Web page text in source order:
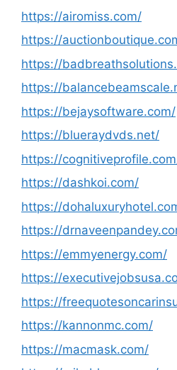
https://airomiss.com/
https://
https://
https://
https://bejaysoftware.com/
https://blueraydvds.net/
https://
https://dashkoi.com/
https://
https://
https://emmyenergy.com/
https://
https://
https://kannonmc.com/
https://macmask.com/